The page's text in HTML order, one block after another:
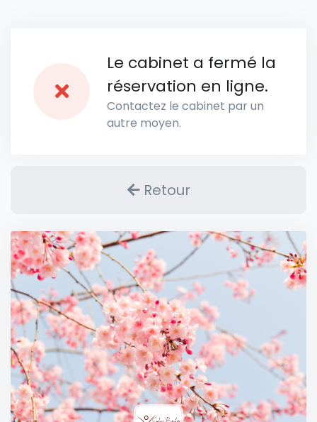
Le cabinet a fermé la
réservation en ligne.
Contactez le cabinet par un
autre moyen.
Retour